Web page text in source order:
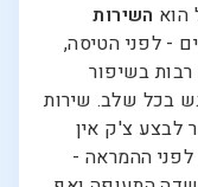
הוא השירות
- לפני הטיסה,
בשיפור
בכל שלב. שירות
לבצע צ'ק אין
עד 3 שעות לפני ההמראה -